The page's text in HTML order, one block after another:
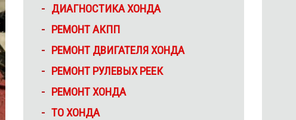
ДИАГНОСТИКА ХОНДА
РЕМОНТ АКПП
РЕМОНТ ДВИГАТЕЛЯ ХОНДА
РЕМОНТ РУЛЕВЫХ РЕЕК
РЕМОНТ ХОНДА
ТО ХОНДА